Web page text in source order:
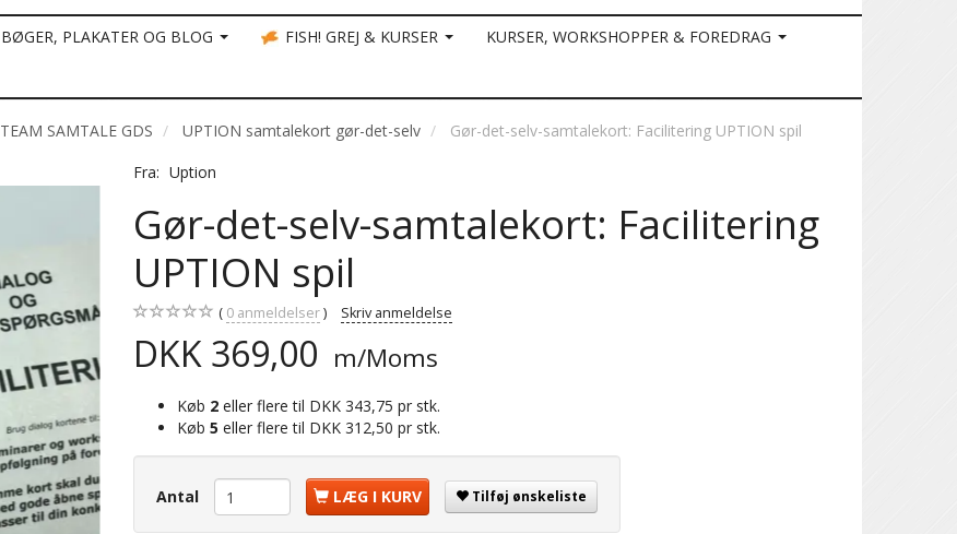
BØGER, PLAKATER OG BLOG FISH! GREJ & KURSER
KURSER, WORKSHOPPER & FOREDRAG
TEAM SAMTALE GDS UPTION samtalekort gør-det-selv
Gør-det-selv-samtalekort: Facilitering UPTION spil
Fra: Uption
Gør-det-selv-samtalekort: Facilitering
UPTION spil
0anmeldelser Skriv anmeldelse
DKK 369,00 m/Moms
Køb 2eller flere til DKK 343,75 pr stk.
Køb 5 eller flere til DKK 312,50 pr stk.
Antal LÆG I KURV Tilføj ønskeliste